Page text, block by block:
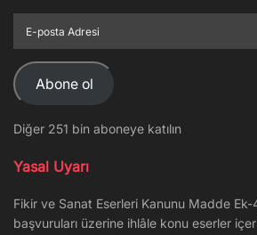
posta
Adresi
Abone ol
Diğer 251 bin aboneye katılın
Yasal Uyarı
Fikir ve Sanat Eserleri Kanunu Madde
başvuruları üzerine ihlâle konu eserler